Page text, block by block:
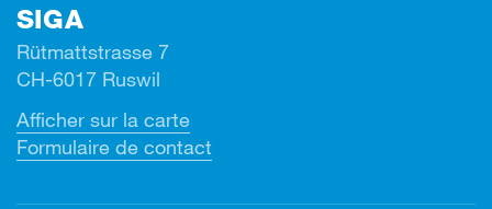
SIGA
Rütmattstrasse 7
CH-6017 Ruswil
Afficher sur la carte
Formulaire de contact